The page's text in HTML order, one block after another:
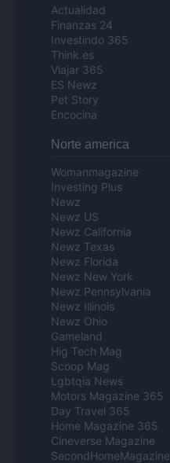
Actualidad
Finanzas 24
Investindo 365
Think.es
Viajar 365
ES Newz
Pet Story
Encocina
Norte america
Womanmagazine
Investing Plus
Newz
Newz US
Newz California
Newz Texas
Newz Florida
Newz New York
Newz Pennsylvania
Newz Illinois
Newz Ohio
Gameland
Hig Tech Mag
Scoop Mag
Lgbtqia News
Motors Magazine 365
Day Travel 365
Home Magazine 365
Cineverse Magazine
SecondHomeMagazine